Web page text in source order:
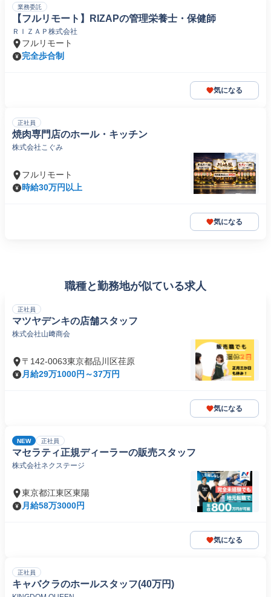
業務委託
【フルリモート】RIZAPの管理栄養士・保健師
ＲＩＺＡＰ株式会社
フルリモート
完全歩合制
気になる
正社員
焼肉専門店のホール・キッチン
株式会社こぐみ
フルリモート
時給30万円以上
気になる
職種と勤務地が似ている求人
正社員
マツヤデンキの店舗スタッフ
株式会社山﨑商会
〒142-0063東京都品川区荏原
月給29万1000円～37万円
気になる
NEW 正社員
マセラティ正規ディーラーの販売スタッフ
株式会社ネクステージ
東京都江東区東陽
月給58万3000円
気になる
正社員
キャバクラのホールスタッフ(40万円)